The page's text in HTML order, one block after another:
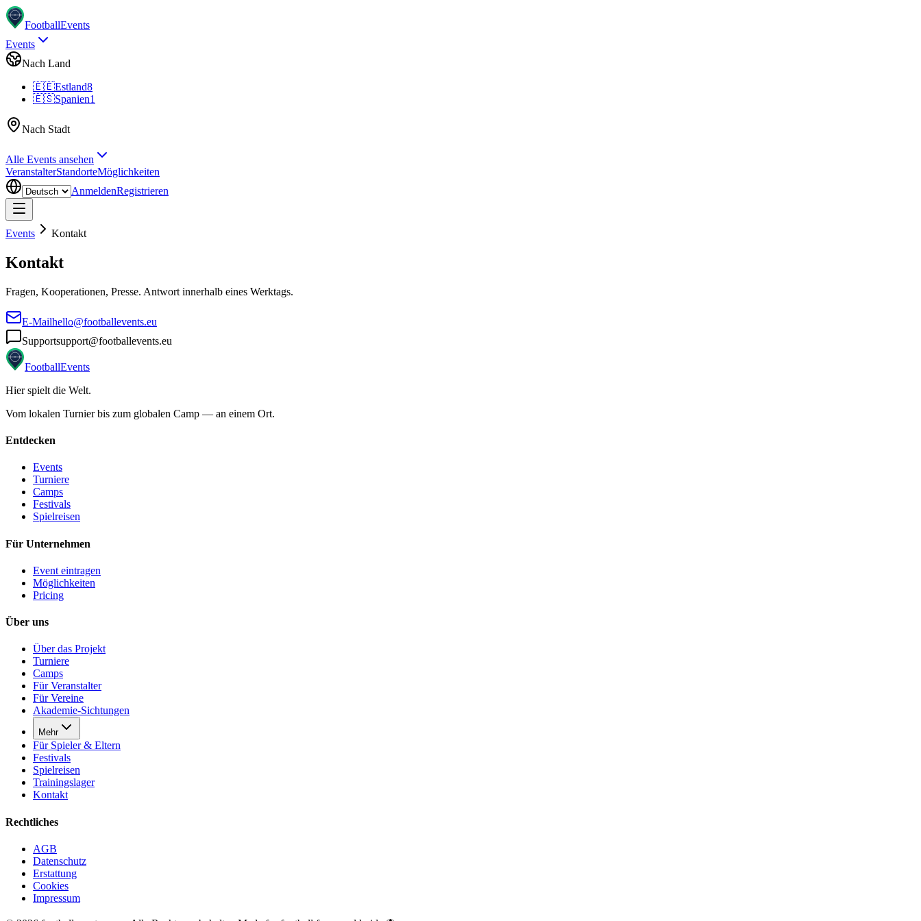
FootballEvents
Events
Nach Land
🇪🇪Estland8
🇪🇸Spanien1
Nach Stadt
Alle Events ansehen
VeranstalterStandorteMöglichkeiten
AnmeldenRegistrieren
Events Kontakt
Kontakt
Fragen, Kooperationen, Presse. Antwort innerhalb eines Werktags.
E-Mailhello@footballevents.eu
Supportsupport@footballevents.eu
FootballEvents
Hier spielt die Welt.
Vom lokalen Turnier bis zum globalen Camp — an einem Ort.
Entdecken
Events
Turniere
Camps
Festivals
Spielreisen
Für Unternehmen
Event eintragen
Möglichkeiten
Pricing
Über uns
Über das Projekt
Turniere
Camps
Für Veranstalter
Für Vereine
Akademie-Sichtungen
Mehr
Für Spieler & Eltern
Festivals
Spielreisen
Trainingslager
Kontakt
Rechtliches
AGB
Datenschutz
Erstattung
Cookies
Impressum